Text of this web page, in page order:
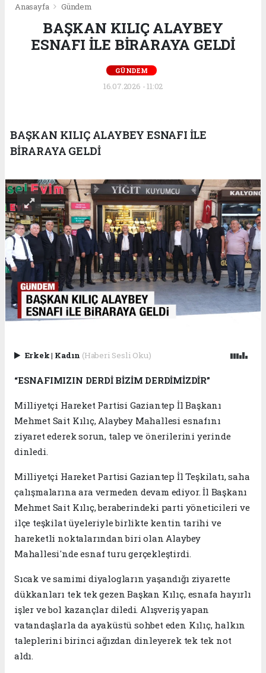
Anasayfa Gündem
BAŞKAN KILIÇ ALAYBEY
ESNAFI İLE BİRARAYA GELDİ
GÜNDEM
16.07.2026 - 11:02
BAŞKAN KILIÇ ALAYBEY ESNAFI İLE
BİRARAYA GELDİ
Erkek| Kadın (Haberi Sesli Oku)
“ESNAFIMIZIN DERDİ BİZİM DERDİMİZDİR”
Milliyetçi Hareket Partisi Gaziantep İl Başkanı
Mehmet Sait Kılıç, Alaybey Mahallesi esnafını
ziyaret ederek sorun, talep ve önerilerini yerinde
dinledi.
Milliyetçi Hareket Partisi Gaziantep İl Teşkilatı, saha
çalışmalarına ara vermeden devam ediyor. İl Başkanı
Mehmet Sait Kılıç, beraberindeki parti yöneticileri ve
ilçe teşkilat üyeleriyle birlikte kentin tarihi ve
hareketli noktalarından biri olan Alaybey
Mahallesi'nde esnaf turu gerçekleştirdi.
Sıcak ve samimi diyalogların yaşandığı ziyarette
dükkanları tek tek gezen Başkan Kılıç, esnafa hayırlı
işler ve bol kazançlar diledi. Alışveriş yapan
vatandaşlarla da ayaküstü sohbet eden Kılıç, halkın
taleplerini birinci ağızdan dinleyerek tek tek not
aldı.